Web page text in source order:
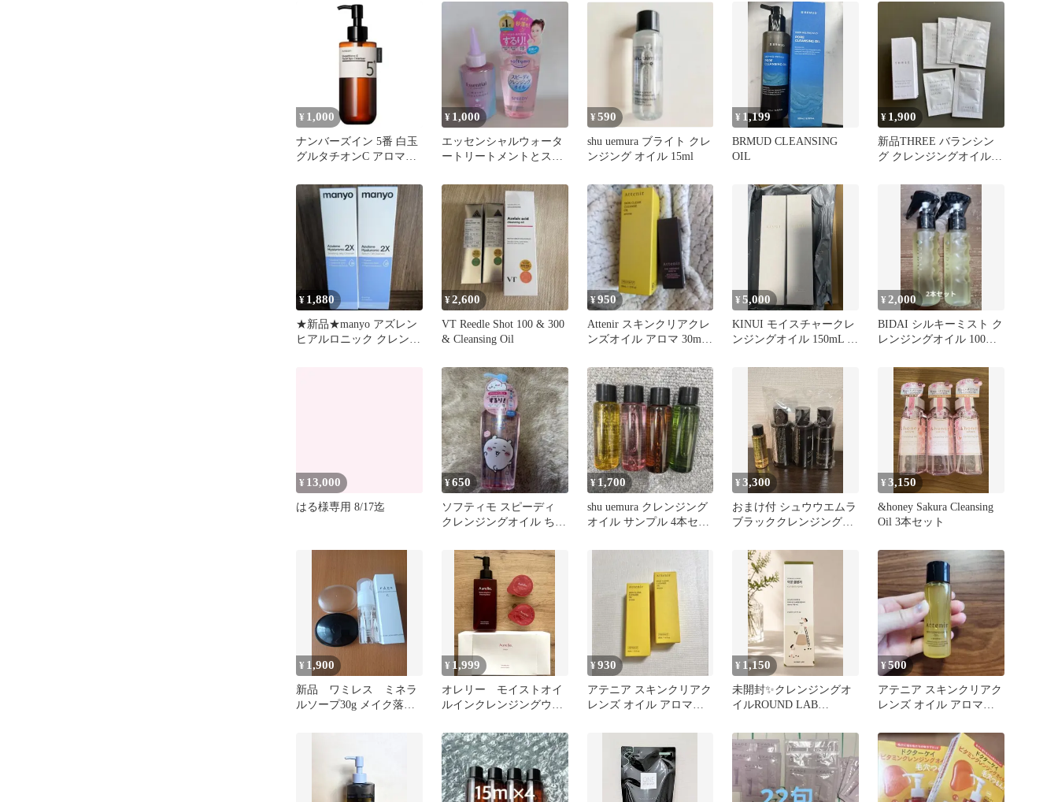
¥ 1,000
ナンバーズイン 5番 白玉
グルタチオンC アロママ
オイル
¥ 1,000
エッセンシャルウォータ
ートリートメントとスピ
イル
¥590
shu uemura ブライト クレ
ンジング オイル 15ml
¥ 1,199
BRMUD CLEANSING
OIL
¥ 1,900
新品THREE バランシン
グ クレンジングオイル
¥ 1,880
★新品★manyo アズレン
ヒアルロニック クレンジ
¥2,600
VT Reedle Shot 100 & 300
& Cleansing Oil
¥950
Attenir スキンクリアクレ
ンズオイル アロマ 30ml
¥5,000
KINUI モイスチャークレ
ンジングオイル 150mL 2
¥2,000
BIDAI シルキーミスト ク
レンジングオイル 100ml
¥ 13,000
はる様専用 8/17迄
¥650
ソフティモ スピーディ
クレンジングオイル ちい
¥1,700
shu uemura クレンジング
オイル サンプル 4本セッ
¥3,300
おまけ付 シュウウエムラ
ブラッククレンジングオ
¥3,150
&honey Sakura Cleansing
Oil 3本セット
¥ 1,900
新品 ワミレス ミネラ
ルソープ30g メイク落と
¥ 1,999
オレリー モイストオイ
ルインクレンジングウォ
パック
¥930
アテニア スキンクリアク
レンズ オイル アロマタ
¥ 1,150
未開封✨クレンジングオ
イルROUND LAB
¥500
アテニア スキンクリアク
レンズ オイル アロマタ